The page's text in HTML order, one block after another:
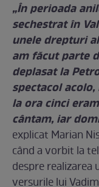
„În perioada
sechestrat în
unele drepturi
am făcut parte
deplasat la
spectacol acolo,
la ora cinci
cântam, iar
explicat Marian
când a vorbit la
despre realizarea
versurile lui